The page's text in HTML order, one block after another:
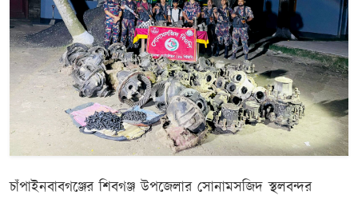
চাঁপাইনবাবগঞ্জের শিবগঞ্জ উপজেলার সোনামসজিদ স্থলবন্দর